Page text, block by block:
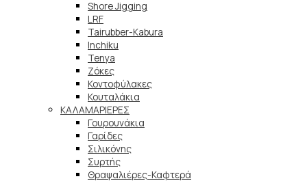
Shore Jigging
LRF
Tairubber-Kabura
Inchiku
Tenya
Ζόκες
Κοντοφύλακες
Κουταλάκια
ΚΑΛΑΜΑΡΙΕΡΕΣ
Γουρουνάκια
Γαρίδες
Σιλικόνης
Συρτής
Θραψαλιέρες-Καφτερά